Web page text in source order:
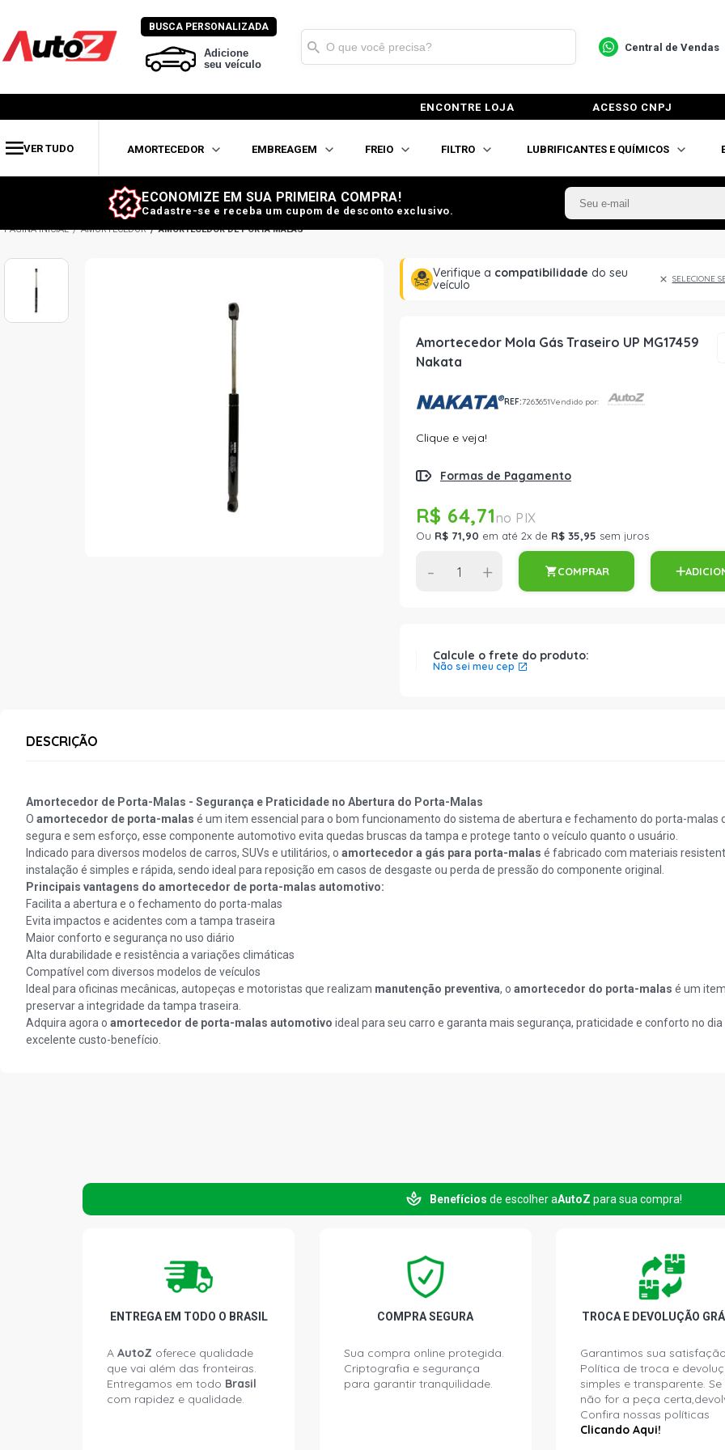
BUSCA PERSONALIZADA
Adicione
seu veículo
Central de Vendas
ENCONTRE LOJA ACESSO CNPJ
VER TUDO AMORTECEDOR EMBREAGEM FREIO FILTRO LUBRIFICANTES E QUÍMICOS
ECONOMIZE EM SUA PRIMEIRA COMPRA!
Cadastre-se e receba um cupom de desconto exclusivo.
AMORTECEDOR AMORTECEDOR DE PORTA MALAS
Verifique a compatibilidade do seu
veículo
SELECIONE
Amortecedor Mola Gás Traseiro UP MG17459
Nakata
REF:7263651Vendido por:
Clique e veja!
Formas de Pagamento
R$ 64,71
Ou R$ 71,90 em até 2x de R$ 35,95 sem juros
- + COMPRAR
Calcule o frete do produto:
Não sei meu cep
DESCRIÇÃO
Amortecedor de Porta-Malas - Segurança e Praticidade no Abertura do Porta-Malas
O amortecedor de porta-malas é um item essencial para o bom funcionamento do sistema de abertura e fechamento do porta-
segura e sem esforço, esse componente automotivo evita quedas bruscas da tampa e protege tanto o veículo quanto o usuário.
Indicado para diversos modelos de carros, SUVs e utilitários, o amortecedor a gás para porta-malas é fabricado com materiais
instalação é simples e rápida, sendo ideal para reposição em casos de desgaste ou perda de pressão do componente original.
Principais vantagens do amortecedor de porta-malas automotivo:
Facilita a abertura e o fechamento do porta-malas
Evita impactos e acidentes com a tampa traseira
Maior conforto e segurança no uso diário
Alta durabilidade e resistência a variações climáticas
Compatível com diversos modelos de veículos
Ideal para oficinas mecânicas, autopeças e motoristas que realizam manutenção preventiva, o amortecedor do porta-malas é um
preservar a integridade da tampa traseira.
Adquira agora o amortecedor de porta-malas automotivo ideal para seu carro e garanta mais segurança, praticidade e conforto no
excelente custo-benefício.
Benefícios de escolher aAutoZ para sua compra!
ENTREGA EM TODO O BRASIL
A AutoZ oferece qualidade
que vai além das fronteiras.
Entregamos em todo Brasil
com rapidez e qualidade.
COMPRA SEGURA
Sua compra online protegida.
Criptografia e segurança
para garantir tranquilidade.
TROCA E DEVOLUÇÃO
Garantimos sua
Política de troca e
simples e transparente. Se
não for a peça
Confira nossas políticas
Clicando Aqui!